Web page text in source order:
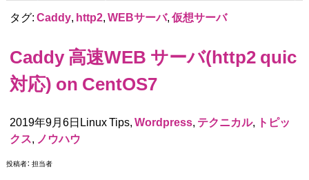
タグ:Caddy, http2,WEBサーバ,仮想サーバ
Caddy 高速WEB サーバ(http2 quic
対応) on CentOS7
2019年9月6日Linux Tips,Wordpress, テクニカル, トピッ
クス, ノウハウ
投稿者： 担当者